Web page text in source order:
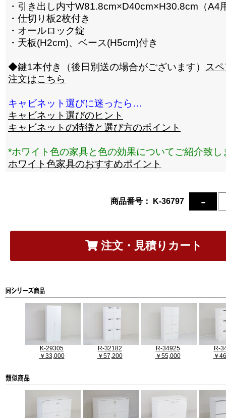
・引き出し内寸W81.8cm×D40cm×H30.8cm（A4
・仕切り板2枚付き
・オールロック錠
・天板(H2cm)、ベース(H5cm)付き
◆鍵1本付き（後日別送の場合がございます）
ス
注文はこちら
キャビネット選びに迷ったら…
キャビネット選びのヒント
キャビネットの特徴と選び方のポイント
*ホワイト色の家具と色の効果についてご紹介致し
ホワイト色家具のおすすめポイント
商品番号： K-36797
注文・見積りカート
K-29305
￥33,000
R-32182
￥57,200
R-34925
￥55,000
R-
￥